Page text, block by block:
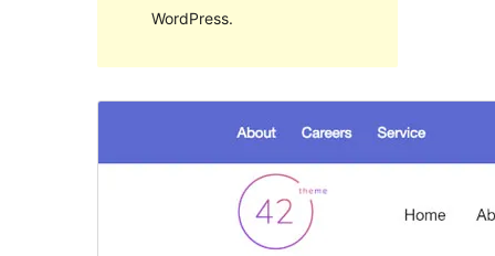
WordPress.